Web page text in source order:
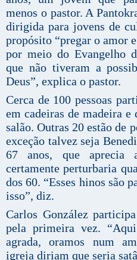
menos o pastor. A
dirigida para jovens de
propósito “pregar o amor
por meio do Evangelho
que não tiveram a
Deus”, explica o pastor.
Cerca de 100 pessoas
em cadeiras de madeira
salão. Outras 20 estão de
exceção talvez seja
67 anos, que aprecia
certamente perturbaria
dos 60. “Esses hinos são
isso”, diz.
Carlos González
pela primeira vez.
agrada, oramos num
igreja diriam que seria